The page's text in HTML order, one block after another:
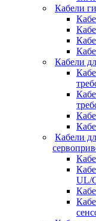
Кабели
Кабели
Кабели
UL/